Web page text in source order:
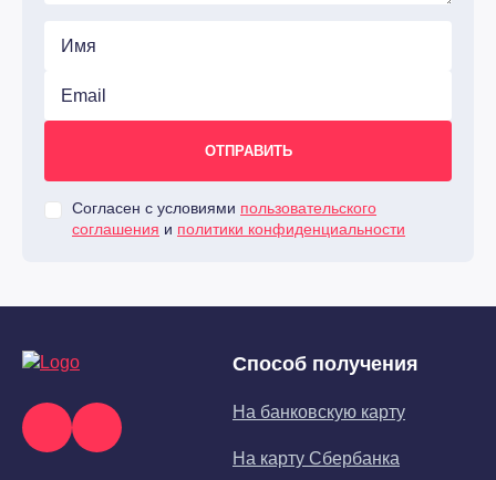
Согласен с условиями пользовательского
соглашения и политики конфиденциальности
Способ получения
На банковскую карту
На карту Сбербанка